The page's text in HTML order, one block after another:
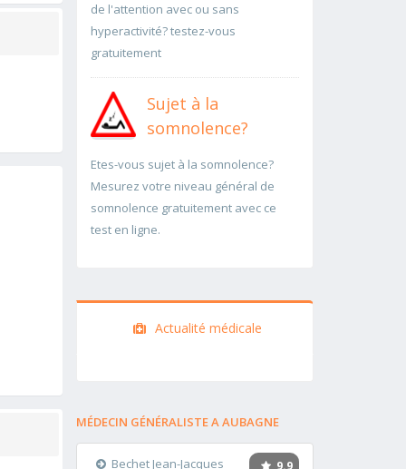
de l'attention avec ou sans
hyperactivité? testez-vous
gratuitement
Sujet à la
somnolence?
Etes-vous sujet à la somnolence?
Mesurez votre niveau général de
somnolence gratuitement avec ce
test en ligne.
Actualité médicale
MÉDECIN GÉNÉRALISTE A AUBAGNE
9.9
Bechet Jean-Jacques